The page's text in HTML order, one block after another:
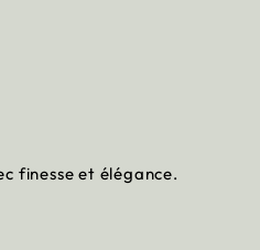
finesse et élégance.